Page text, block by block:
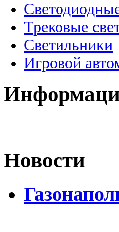
Трековые
Светильники
Игровой
Новости